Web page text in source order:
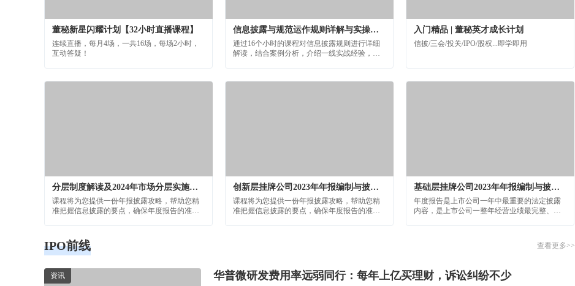
董秘新星闪耀计划【32小时直播课程】
连续直播，每月4场，一共16场，每场2小时，
互动答疑！
信息披露与规范运作规则详解与实操【16小时课程打包】
通过16个小时的课程对信息披露规则进行详细
解读，结合案例分析，介绍一线实战经验，提
披合规管理逻辑。
入门精品 | 董秘英才成长计划
信披/三会/投关/IPO/股权...即学即用
分层制度解读及2024年市场分层实施工作安排
课程将为您提供一份年报披露攻略，帮助您精
准把握信息披露的要点，确保年度报告的准
创新层挂牌公司2023年年报编制与披露重点问题讲解
课程将为您提供一份年报披露攻略，帮助您精
准把握信息披露的要点，确保年度报告的准
基础层挂牌公司2023年年报编制与披露重点问题讲解
年度报告是上市公司一年中最重要的法定披露
内容，是上市公司一整年经营业绩最完整、最
IPO前线 查看更多>>
资讯 华普微研发费用率远弱同行：每年上亿买理财，诉讼纠纷不少